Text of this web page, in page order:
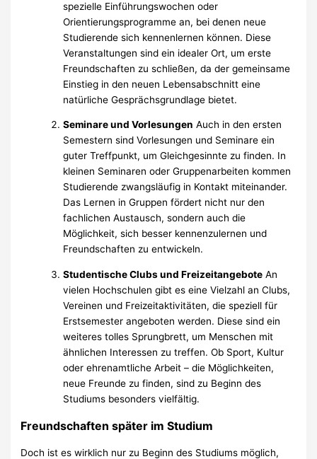
spezielle Einführungswochen oder
Orientierungsprogramme an, bei denen neue
Studierende sich kennenlernen können. Diese
Veranstaltungen sind ein idealer Ort, um erste
Freundschaften zu schließen, da der gemeinsame
Einstieg in den neuen Lebensabschnitt eine
natürliche Gesprächsgrundlage bietet.
Seminare und Vorlesungen Auch in den ersten
Semestern sind Vorlesungen und Seminare ein
guter Treffpunkt, um Gleichgesinnte zu finden. In
kleinen Seminaren oder Gruppenarbeiten kommen
Studierende zwangsläufig in Kontakt miteinander.
Das Lernen in Gruppen fördert nicht nur den
fachlichen Austausch, sondern auch die
Möglichkeit, sich besser kennenzulernen und
Freundschaften zu entwickeln.
Studentische Clubs und Freizeitangebote An
vielen Hochschulen gibt es eine Vielzahl an Clubs,
Vereinen und Freizeitaktivitäten, die speziell für
Erstsemester angeboten werden. Diese sind ein
weiteres tolles Sprungbrett, um Menschen mit
ähnlichen Interessen zu treffen. Ob Sport, Kultur
oder ehrenamtliche Arbeit – die Möglichkeiten,
neue Freunde zu finden, sind zu Beginn des
Studiums besonders vielfältig.
Freundschaften später im Studium
Doch ist es wirklich nur zu Beginn des Studiums möglich,